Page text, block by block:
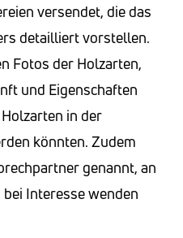
versendet, die das
detailliert vorstellen.
Fotos der Holzarten,
und Eigenschaften
in der
könnten. Zudem
genannt, an
Interesse wenden